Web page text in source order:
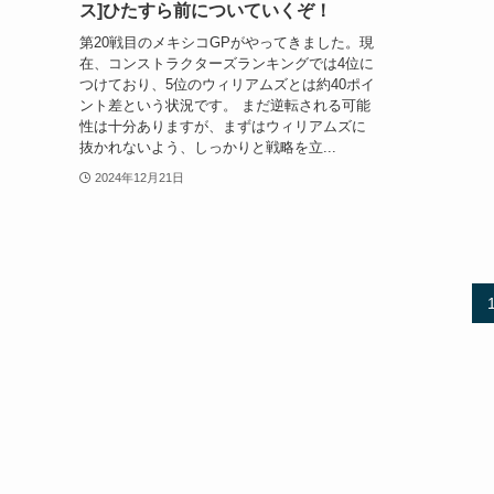
ス]ひたすら前についていくぞ！
第20戦目のメキシコGPがやってきました。現
在、コンストラクターズランキングでは4位に
つけており、5位のウィリアムズとは約40ポイ
ント差という状況です。 まだ逆転される可能
性は十分ありますが、まずはウィリアムズに
抜かれないよう、しっかりと戦略を立...
2024年12月21日
1